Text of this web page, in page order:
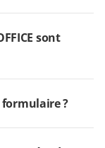
sont
?